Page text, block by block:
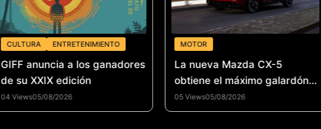
CULTURA ENTRETENIMIENTO
GIFF anuncia a los ganadores
de su XXIX edición
04 Views05/08/2026
MOTOR
La nueva Mazda CX-5
obtiene el máximo galardón
de seguridad del IIHS en
Estados Unidos
05 Views05/08/2026